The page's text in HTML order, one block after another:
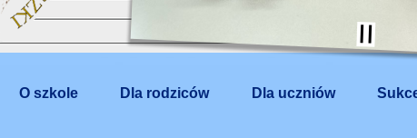
O szkole Dla rodziców Dla uczniów